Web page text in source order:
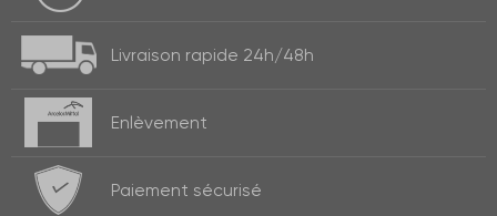
Livraison rapide 24h/48h
Enlèvement
Paiement sécurisé